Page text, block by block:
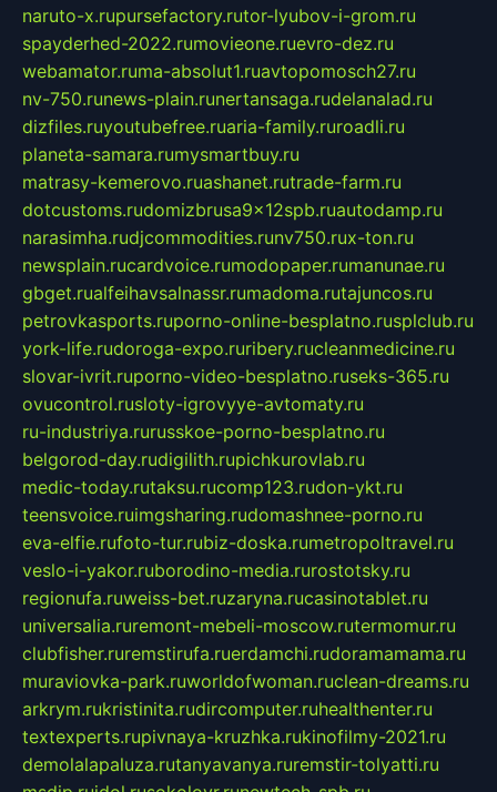
naruto-x.rupursefactory.rutor-lyubov-i-grom.ru
spayderhed-2022.rumovieone.ruevro-dez.ru
webamator.ruma-absolut1.ruavtopomosch27.ru
nv-750.runews-plain.runertansaga.rudelanalad.ru
dizfiles.ruyoutubefree.ruaria-family.ruroadli.ru
planeta-samara.rumysmartbuy.ru
matrasy-kemerovo.ruashanet.rutrade-farm.ru
dotcustoms.rudomizbrusa9x12spb.ruautodamp.ru
narasimha.rudjcommodities.runv750.rux-ton.ru
newsplain.rucardvoice.rumodopaper.rumanunae.ru
gbget.rualfeihavsalnassr.rumadoma.rutajuncos.ru
petrovkasports.ruporno-online-besplatno.rusplclub.ru
york-life.rudoroga-expo.ruribery.rucleanmedicine.ru
slovar-ivrit.ruporno-video-besplatno.ruseks-365.ru
ovucontrol.rusloty-igrovyye-avtomaty.ru
ru-industriya.rurusskoe-porno-besplatno.ru
belgorod-day.rudigilith.rupichkurovlab.ru
medic-today.rutaksu.rucomp123.rudon-ykt.ru
teensvoice.ruimgsharing.rudomashnee-porno.ru
eva-elfie.rufoto-tur.rubiz-doska.rumetropoltravel.ru
veslo-i-yakor.ruborodino-media.rurostotsky.ru
regionufa.ruweiss-bet.ruzaryna.rucasinotablet.ru
universalia.ruremont-mebeli-moscow.rutermomur.ru
clubfisher.ruremstirufa.ruerdamchi.rudoramamama.ru
muraviovka-park.ruworldofwoman.ruclean-dreams.ru
arkrym.rukristinita.rudircomputer.ruhealthenter.ru
textexperts.rupivnaya-kruzhka.rukinofilmy-2021.ru
demolalapaluza.rutanyavanya.ruremstir-tolyatti.ru